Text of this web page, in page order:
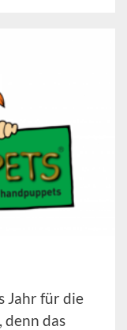
Jahr für die
denn das